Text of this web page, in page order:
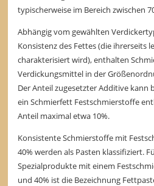
typischerweise im Bereich zwischen
Abhängig vom gewählten
Konsistenz des Fettes (die ihrerseits
charakterisiert wird), enthalten
Verdickungsmittel in der
Der Anteil zugesetzter Additive kann
ein Schmierfett Festschmierstoffe
Anteil maximal etwa 10%.
Konsistente Schmierstoffe mit
40% werden als Pasten klassifiziert.
Spezialprodukte mit einem
und 40% ist die Bezeichnung